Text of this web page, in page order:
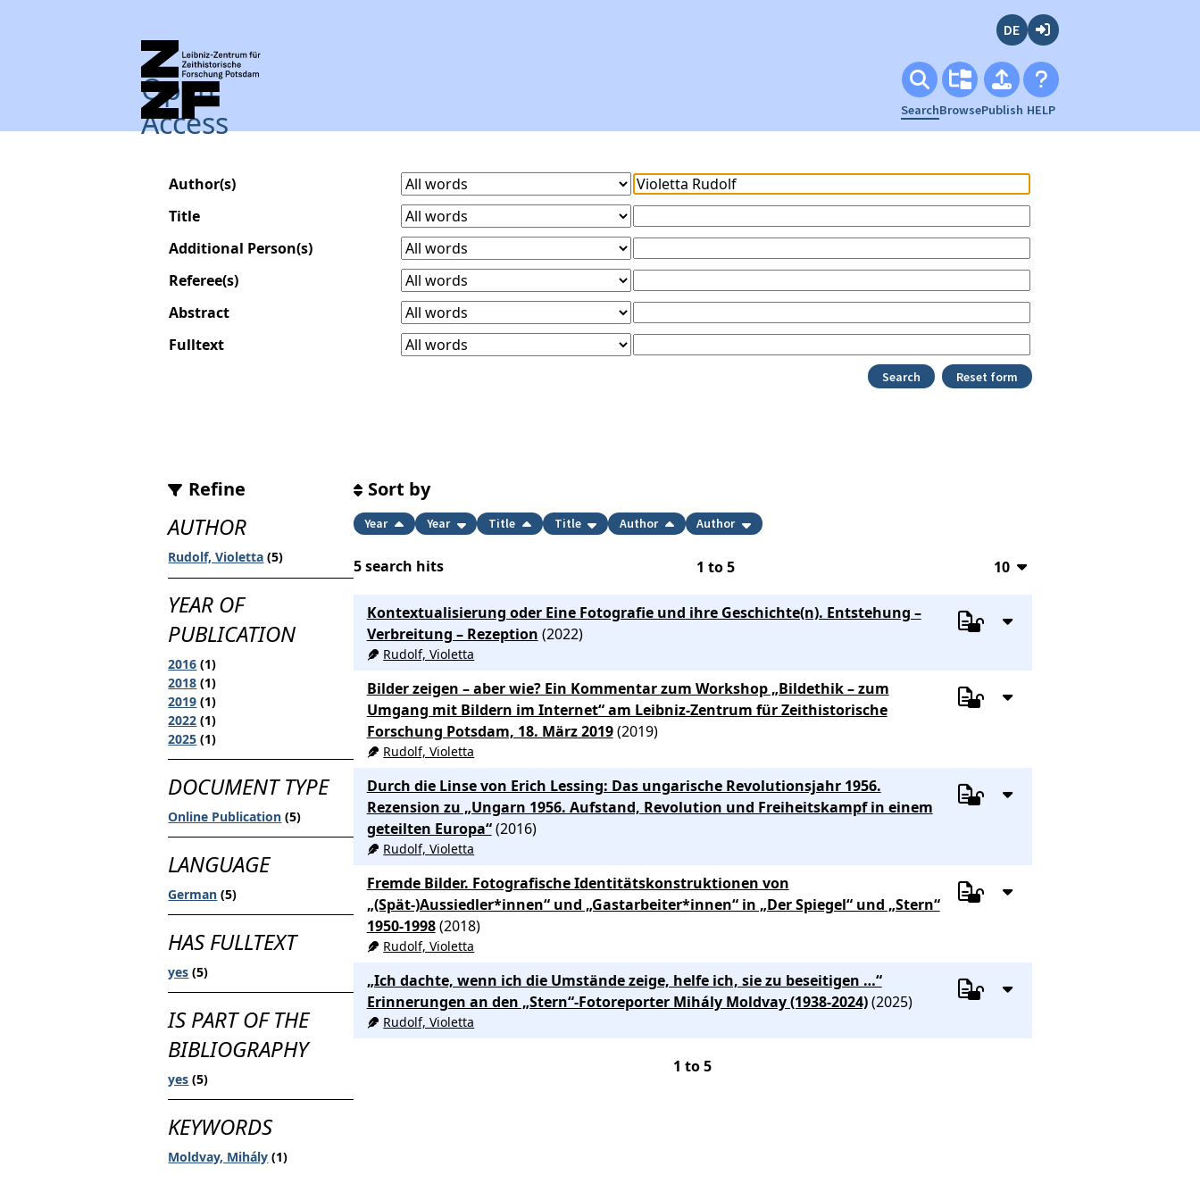
Open
Access
SearchBrowsePublish HELP
Author(s)
Title
Additional Person(s)
Referee(s)
Abstract
Fulltext
Refine
AUTHOR
Rudolf, Violetta (5)
YEAR OF
PUBLICATION
2016 (1)
2018 (1)
2019 (1)
2022 (1)
2025 (1)
DOCUMENT TYPE
Online Publication (5)
LANGUAGE
German (5)
HAS FULLTEXT
yes (5)
IS PART OF THE
BIBLIOGRAPHY
yes (5)
KEYWORDS
Moldvay, Mihály (1)
5search hits 1 to5
10
20
100
Sort by
Year Year Title Title Author Author
Kontextualisierung oder Eine Fotografie und ihre Geschichte(n). Entstehung –
Verbreitung – Rezeption (2022)
Rudolf, Violetta
Bilder zeigen – aber wie? Ein Kommentar zum Workshop „Bildethik – zum
Umgang mit Bildern im Internet“ am Leibniz-Zentrum für Zeithistorische
Forschung Potsdam, 18. März 2019(2019)
Rudolf, Violetta
Durch die Linse von Erich Lessing: Das ungarische Revolutionsjahr 1956.
Rezension zu „Ungarn 1956. Aufstand, Revolution und Freiheitskampf in einem
geteilten Europa“(2016)
Rudolf, Violetta
Fremde Bilder. Fotografische Identitätskonstruktionen von
„(Spät-)Aussiedler*innen“ und „Gastarbeiter*innen“ in „Der Spiegel“ und „Stern“
1950-1998(2018)
Rudolf, Violetta
„Ich dachte, wenn ich die Umstände zeige, helfe ich, sie zu beseitigen …“
Erinnerungen an den „Stern“-Fotoreporter Mihály Moldvay (1938-2024)(2025)
Rudolf, Violetta
1 to5